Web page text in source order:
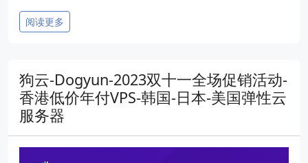
阅读更多
狗云-Dogyun-2023双十一全场促销活动-
香港低价年付VPS-韩国-日本-美国弹性云
服务器